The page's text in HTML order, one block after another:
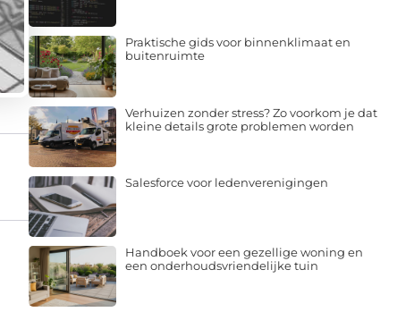
Praktische gids voor binnenklimaat en
buitenruimte
Verhuizen zonder stress? Zo voorkom je dat
kleine details grote problemen worden
Salesforce voor ledenverenigingen
Handboek voor een gezellige woning en
een onderhoudsvriendelijke tuin